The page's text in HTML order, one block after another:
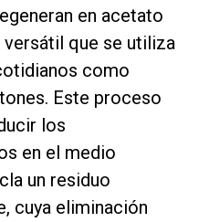
en acetato
que se utiliza
como
Este proceso
los
en el medio
un residuo
cuya eliminación